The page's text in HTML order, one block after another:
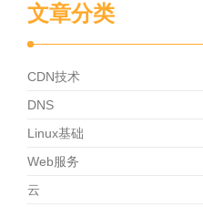
文章分类
CDN技术
DNS
Linux基础
Web服务
云